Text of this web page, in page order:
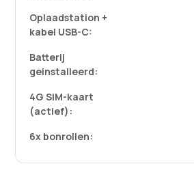
Oplaadstation +
kabel USB-C:
Batterij
geinstalleerd:
4G SIM-kaart
(actief):
6x bonrollen: